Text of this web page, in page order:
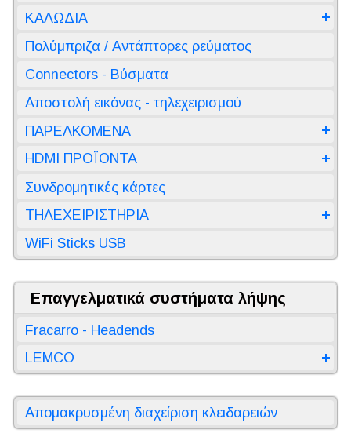
ΚΑΛΩΔΙΑ
Πολύμπριζα / Αντάπτορες ρεύματος
Connectors - Βύσματα
Αποστολή εικόνας - τηλεχειρισμού
ΠΑΡΕΛΚΟΜΕΝΑ
HDMI ΠΡΟΪΟΝΤΑ
Συνδρομητικές κάρτες
ΤΗΛΕΧΕΙΡΙΣΤΗΡΙΑ
WiFi Sticks USB
Επαγγελματικά συστήματα λήψης
Fracarro - Headends
LEMCO
Απομακρυσμένη διαχείριση κλειδαρειών